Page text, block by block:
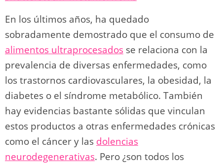
o
n
m p
p
o
o
k
En los últimos años, ha quedado
sobradamente demostrado que el consumo de
alimentos ultraprocesados se relaciona con la
prevalencia de diversas enfermedades, como
los trastornos cardiovasculares, la obesidad, la
diabetes o el síndrome metabólico. También
hay evidencias bastante sólidas que vinculan
estos productos a otras enfermedades crónicas
como el cáncer y las dolencias
neurodegenerativas. Pero ¿son todos los